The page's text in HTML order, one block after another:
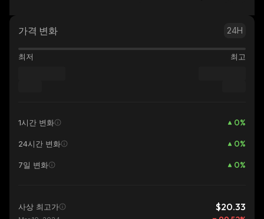
가격 변화 24H
최저 최고
1시간 변화 0%
24시간 변화 0%
7일 변화 0%
사상 최고가 $20.33